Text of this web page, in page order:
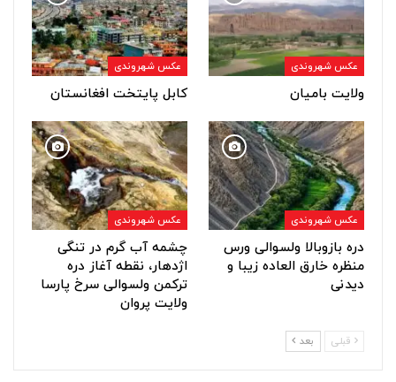
عکس شهروندی
ولایت بامیان
عکس شهروندی
کابل پایتخت افغانستان
عکس شهروندی
دره بازوبالا ولسوالی ورس
منظره خارق العاده زیبا و
دیدنی
عکس شهروندی
چشمه آب گرم در تنگی
اژدهار، نقطه آغاز دره
ترکمن ولسوالی سرخ پارسا
ولایت پروان
قبلی بعد